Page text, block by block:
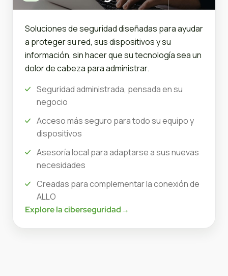
Soluciones de seguridad diseñadas para ayudar
a proteger su red, sus dispositivos y su
información, sin hacer que su tecnología sea un
dolor de cabeza para administrar.
Seguridad administrada, pensada en su
negocio
Acceso más seguro para todo su equipo y
dispositivos
Asesoría local para adaptarse a sus nuevas
necesidades
Creadas para complementar la conexión de
ALLO
Explore la ciberseguridad→